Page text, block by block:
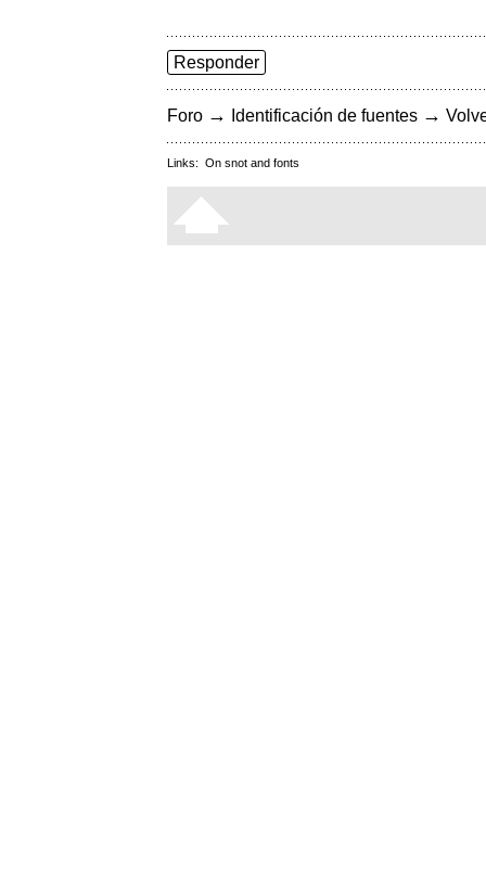
Responder
Foro → Identificación de fuentes →
Links: On snot and fonts